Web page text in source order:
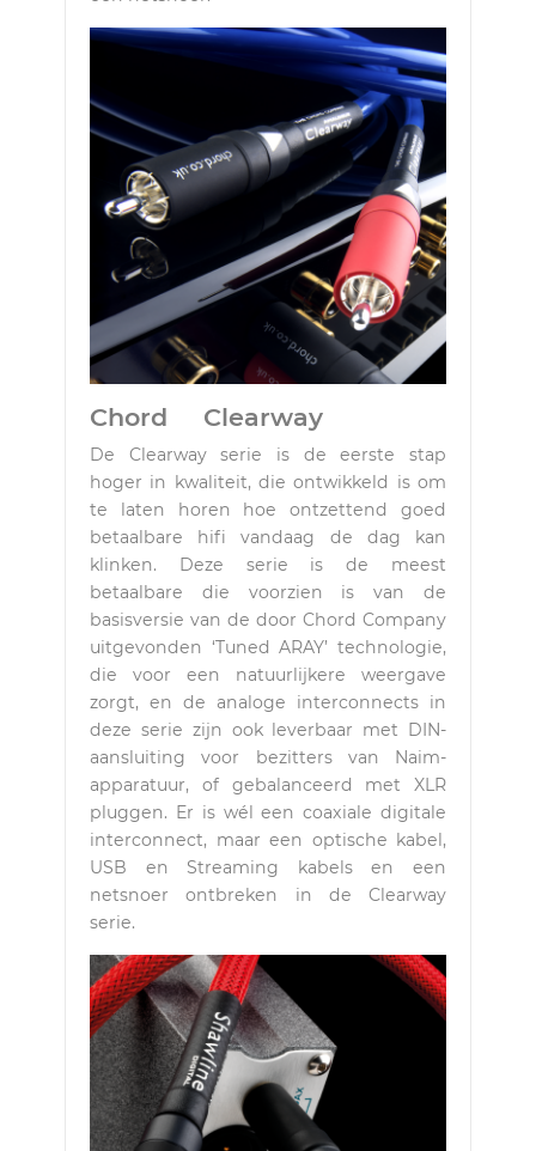
Chord Clearway
De Clearway serie is de eerste stap
hoger in kwaliteit, die ontwikkeld is om
te laten horen hoe ontzettend goed
betaalbare hifi vandaag de dag kan
klinken. Deze serie is de meest
betaalbare die voorzien is van de
basisversie van de door Chord Company
uitgevonden ‘Tuned ARAY’ technologie,
die voor een natuurlijkere weergave
zorgt, en de analoge interconnects in
deze serie zijn ook leverbaar met DIN-
aansluiting voor bezitters van Naim-
apparatuur, of gebalanceerd met XLR
pluggen. Er is wél een coaxiale digitale
interconnect, maar een optische kabel,
USB en Streaming kabels en een
netsnoer ontbreken in de Clearway
serie.